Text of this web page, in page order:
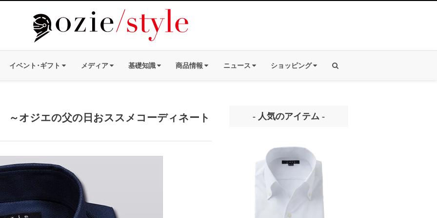
イベント･ギフト メディア 基礎知識 商品情報 ニュース ショッピング
オジエの父の日おススメコーディネート - 人気のアイテム -